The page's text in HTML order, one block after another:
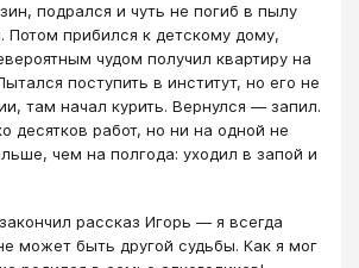
подрался и чуть не погиб в пылу
Потом прибился к детскому дому,
чудом получил квартиру на
поступить в институт, но его не
там начал курить. Вернулся — запил.
десятков работ, но ни на одной не
чем на полгода: уходил в запой и
рассказ Игорь — я всегда
может быть другой судьбы. Как я мог